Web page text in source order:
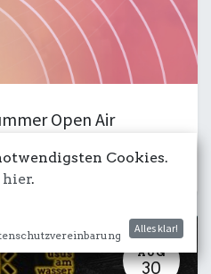
Open Air
Party
AUG
30
Cookies.
hier.
Alles klar!